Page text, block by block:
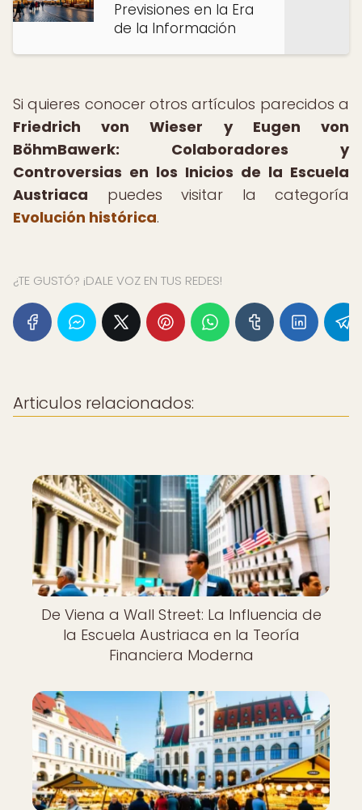
Previsiones en la Era
de la Información
Si quieres conocer otros artículos parecidos a
Friedrich von Wieser y Eugen von
BöhmBawerk: Colaboradores y
Controversias en los Inicios de la Escuela
Austriaca puedes visitar la categoría
Evolución histórica.
¿TE GUSTÓ? ¡DALE VOZ EN TUS REDES!
Articulos relacionados:
De Viena a Wall Street: La Influencia de
la Escuela Austriaca en la Teoría
Financiera Moderna